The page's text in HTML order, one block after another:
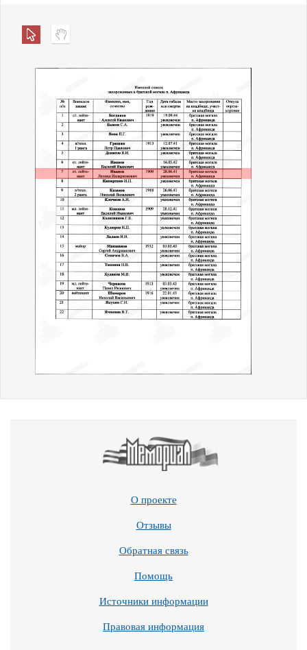
О проекте
Отзывы
Обратная связь
Помощь
Источники информации
Правовая информация